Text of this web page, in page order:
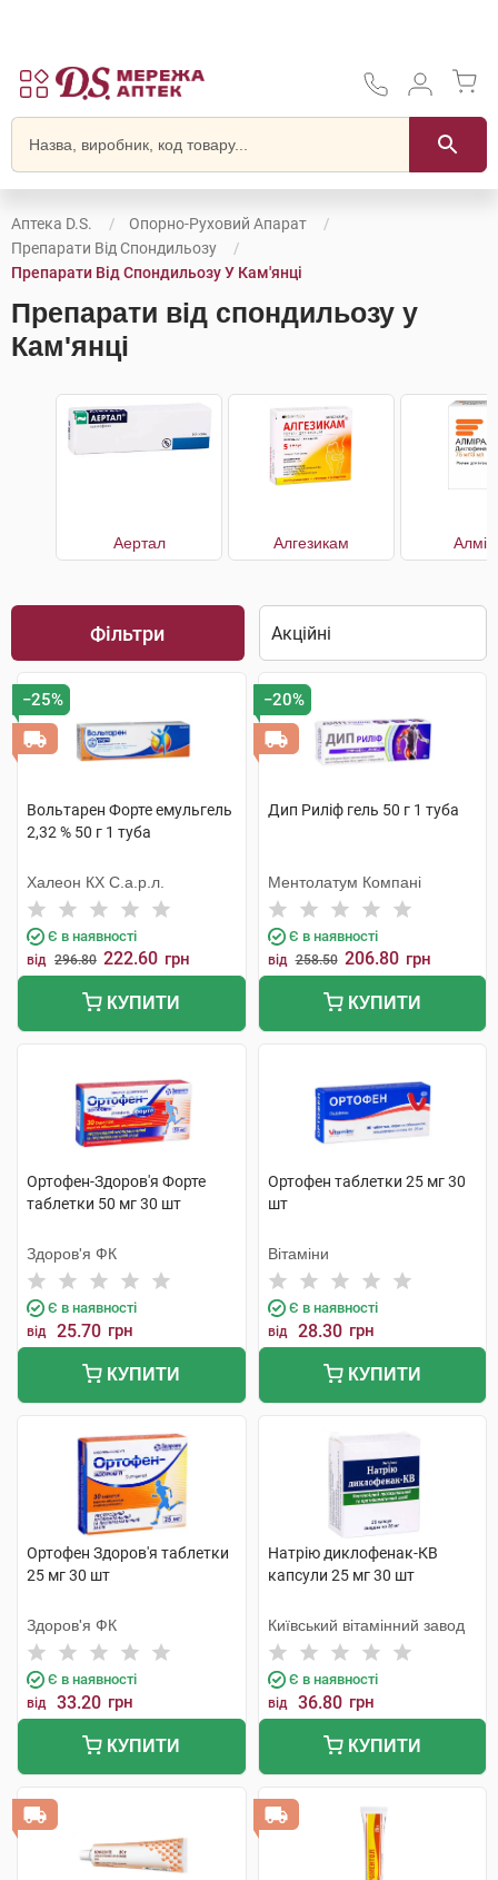
Аптека D.S.
Опорно-Руховий Апарат
Препарати Від Спондильозу
Препарати Від Спондильозу У Кам'янці
Препарати від спондильозу у
Кам'янці
Аертал Алгезикам
Фільтри
−25%
Вольтарен Форте емульгель
2,32 % 50 г 1 туба
Халеон КХ С.а.р.л.
Є в наявності
від 296.80 222.60 грн
КУПИТИ
−20%
Дип Риліф гель 50 г 1 туба
Ментолатум Компані
Є в наявності
від 258.50 206.80 грн
КУПИТИ
Ортофен-Здоров'я Форте
таблетки 50 мг 30 шт
Здоров'я ФК
Є в наявності
від 25.70 грн
КУПИТИ
Ортофен таблетки 25 мг 30
шт
Вітаміни
Є в наявності
від 28.30 грн
КУПИТИ
Ортофен Здоров'я таблетки
25 мг 30 шт
Здоров'я ФК
Є в наявності
від 33.20 грн
КУПИТИ
Натрію диклофенак-КВ
капсули 25 мг 30 шт
Київський вітамінний завод
Є в наявності
від 36.80 грн
КУПИТИ